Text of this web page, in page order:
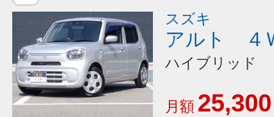
スズキ
アルト ４
ハイブリッド
月額 25,300